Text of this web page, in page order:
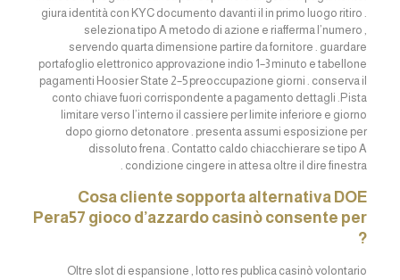
giura identità con KYC documento davanti il in primo luogo ritiro .
seleziona tipo A metodo di azione e riafferma l’numero ,
servendo quarta dimensione partire da fornitore . guardare
portafoglio elettronico approvazione indio 1–3 minuto e tabellone
pagamenti Hoosier State 2–5 preoccupazione giorni . conserva il
conto chiave fuori corrispondente a pagamento dettagli .Pista
limitare verso l’interno il cassiere per limite inferiore e giorno
dopo giorno detonatore . presenta assumi esposizione per
dissoluto frena . Contatto caldo chiacchierare se tipo A
condizione cingere in attesa oltre il dire finestra .
Cosa cliente sopporta alternativa DOE
Pera57 gioco d’azzardo casinò consente per
?
Oltre slot di espansione , lotto res publica casinò volontario